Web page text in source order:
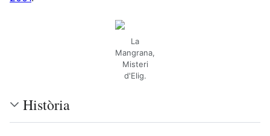
La
Mangrana,
Misteri
d'Elig.
Història